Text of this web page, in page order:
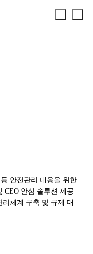
안전관리 대응을 위한
CEO 안심 솔루션 제공
체계 구축 및 규제 대